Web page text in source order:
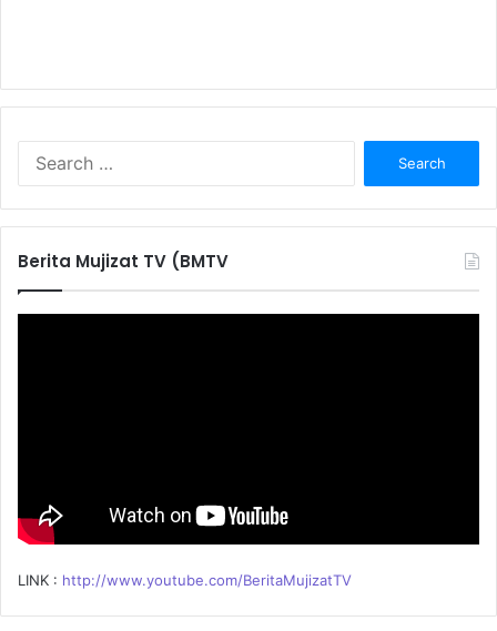
f
o
Berita Mujizat TV (BMTV
LINK : http://www.youtube.com/BeritaMujizatTV